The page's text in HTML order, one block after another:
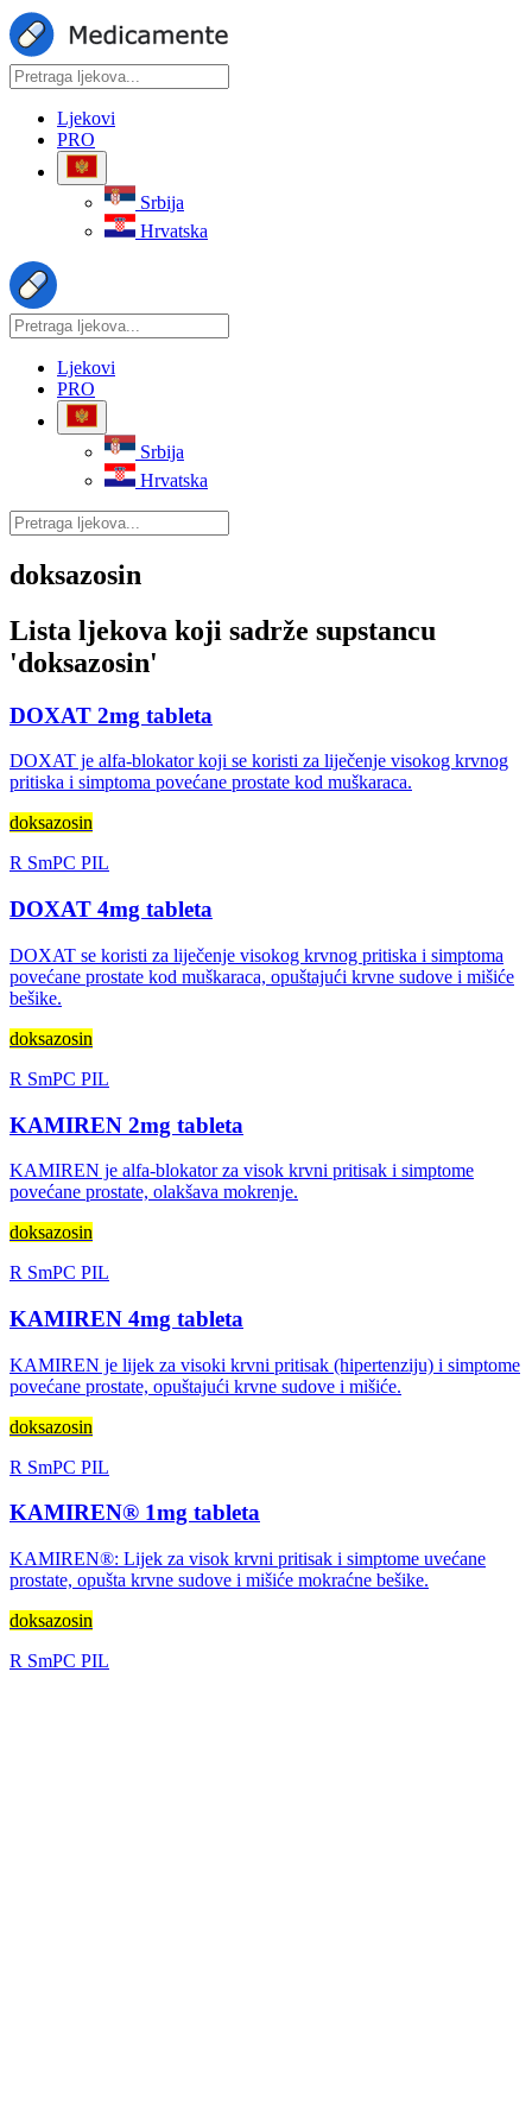
Ljekovi
PRO
Srbija
Hrvatska
Ljekovi
PRO
Srbija
Hrvatska
doksazosin
Lista ljekova koji sadrže supstancu
'doksazosin'
DOXAT 2mg tableta
DOXAT je alfa-blokator koji se koristi za liječenje visokog krvnog
pritiska i simptoma povećane prostate kod muškaraca.
doksazosin
R SmPC PIL
DOXAT 4mg tableta
DOXAT se koristi za liječenje visokog krvnog pritiska i simptoma
povećane prostate kod muškaraca, opuštajući krvne sudove i mišiće
bešike.
doksazosin
R SmPC PIL
KAMIREN 2mg tableta
KAMIREN je alfa-blokator za visok krvni pritisak i simptome
povećane prostate, olakšava mokrenje.
doksazosin
R SmPC PIL
KAMIREN 4mg tableta
KAMIREN je lijek za visoki krvni pritisak (hipertenziju) i simptome
povećane prostate, opuštajući krvne sudove i mišiće.
doksazosin
R SmPC PIL
KAMIREN® 1mg tableta
KAMIREN®: Lijek za visok krvni pritisak i simptome uvećane
prostate, opušta krvne sudove i mišiće mokraćne bešike.
doksazosin
R SmPC PIL